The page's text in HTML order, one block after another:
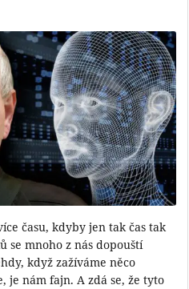
času, kdyby jen tak čas tak
se mnoho z nás dopouští
když zažíváme něco
je nám fajn. A zdá se, že tyto